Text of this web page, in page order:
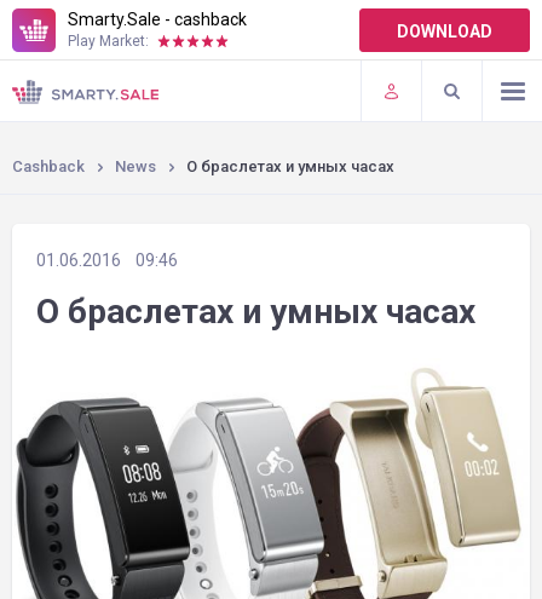
Smarty.Sale - cashback
Play Market: DOWNLOAD
TERMS OF USE
PLUGINS
Cashback News О браслетах и умных часах
01.06.2016 09:46
О браслетах и умных часах